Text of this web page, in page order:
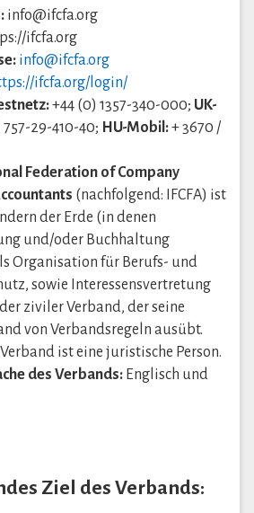
info@ifcfa.org
ifcfa.org
info@ifcfa.org
ifcfa.org/login/
+44 (0) 1357-340-000; UK-
757-29-410-40; HU-Mobil:+ 3670 /
Federation of Company
(nachfolgend: IFCFA) ist
der Erde (in denen
und/oder Buchhaltung
Organisation für Berufs- und
sowie Interessensvertretung
ziviler Verband, der seine
von Verbandsregeln ausübt.
ist eine juristische Person.
des Verbands: Englisch und
Ziel des Verbands: